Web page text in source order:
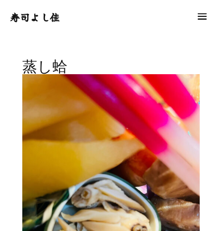
寿司よし佳
蒸し蛤